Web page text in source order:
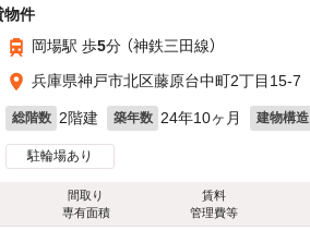
物件
岡場駅 歩5分 （神鉄三田線）
兵庫県神戸市北区藤原台中町2丁目15-7
総階数 2階建 築年数 24年10ヶ月 建物構造
駐輪場あり
間取り
専有面積
賃料
管理費等